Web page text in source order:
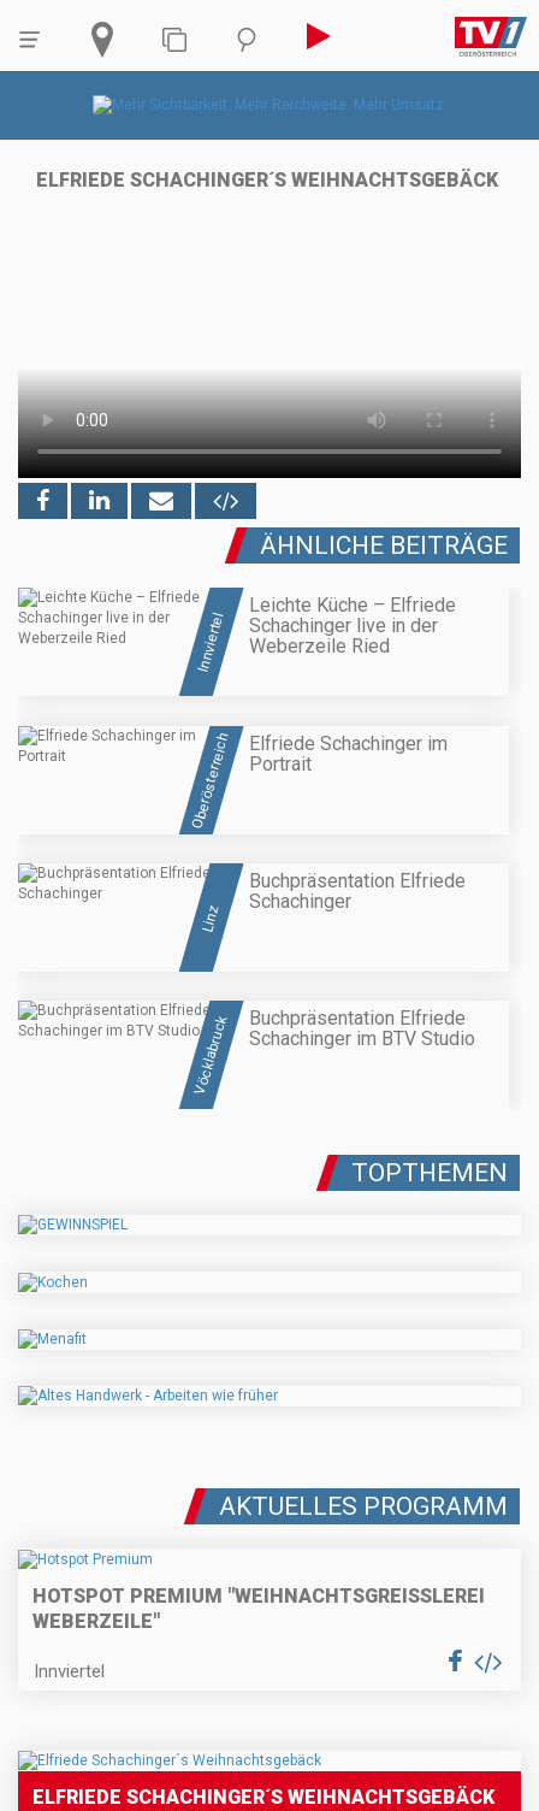
ELFRIEDE SCHACHINGER´S WEIHNACHTSGEBÄCK
ÄHNLICHE BEITRÄGE
Innviertel
Leichte Küche – Elfriede
Schachinger live in der
Weberzeile Ried
Oberösterreich
Elfriede Schachinger im
Portrait
Linz
Buchpräsentation Elfriede
Schachinger
Vöcklabruck
Buchpräsentation Elfriede
Schachinger im BTV Studio
TOPTHEMEN
AKTUELLES PROGRAMM
HOTSPOT PREMIUM "WEIHNACHTSGREISSLEREI W
EBERZEILE"
Innviertel
ELFRIEDE SCHACHINGER´S WEIHNACHTSGEBÄCK